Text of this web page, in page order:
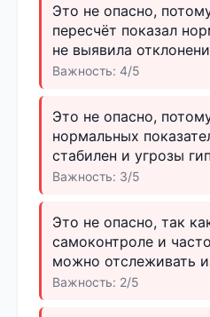
Это не опасно,
пересчёт показал
не выявила
Важность: 4/5
Это не опасно,
нормальных
стабилен и угрозы
Важность: 3/5
Это не опасно, так
самоконтроле и
можно отслеживать
Важность: 2/5